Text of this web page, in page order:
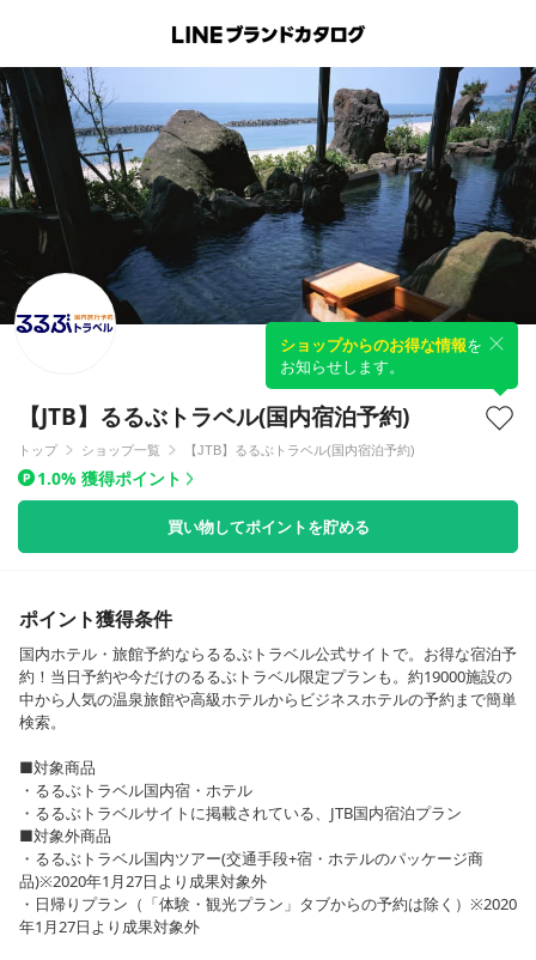
【JTB】るるぶトラベル(国内宿泊予約)
ショップからのお得な情報を
お知らせします。
トップ ショップ一覧 【JTB】るるぶトラベル(国内宿泊予約)
1.0% 獲得ポイント
買い物してポイントを貯める
ポイント獲得条件
国内ホテル・旅館予約ならるるぶトラベル公式サイトで。お得な宿泊予
約！当日予約や今だけのるるぶトラベル限定プランも。約19000施設の
中から人気の温泉旅館や高級ホテルからビジネスホテルの予約まで簡単
検索。
■対象商品
・るるぶトラベル国内宿・ホテル
・るるぶトラベルサイトに掲載されている、JTB国内宿泊プラン
■対象外商品
・るるぶトラベル国内ツアー(交通手段+宿・ホテルのパッケージ商
品)※2020年1月27日より成果対象外
・日帰りプラン（「体験・観光プラン」タブからの予約は除く）※2020
年1月27日より成果対象外